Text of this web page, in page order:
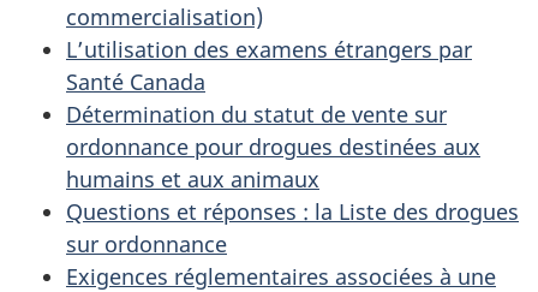
commercialisation)
L’utilisation des examens étrangers par
Santé Canada
Détermination du statut de vente sur
ordonnance pour drogues destinées aux
humains et aux animaux
Questions et réponses : la Liste des drogues
sur ordonnance
Exigences réglementaires associées à une